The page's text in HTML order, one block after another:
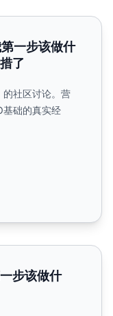
什么？网上的指南
一步该做什
了
的社区讨论。营
基础的真实经
么？我是完全的新手
步该做什